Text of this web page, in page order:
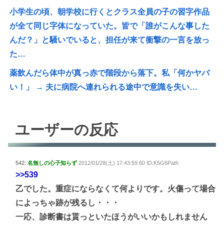
小学生の頃、朝学校に行くとクラス全員の子の習字作品
が全て同じ字体になっていた。皆で「誰がこんな事した
んだ？」と騒いでいると、担任が来て衝撃の一言を放っ
た…
薬飲んだら体中が真っ赤で階段から落下。私「何かヤバ
い！」 → 夫に病院へ連れられる途中で意識を失い…
ユーザーの反応
542: 名無しの心子知らず 2012/01/28(土) 17:43:59.60 ID:K5G6Path
>>539
乙でした。重症にならなくて何よりです。火傷って場合
によっちゃ跡が残るし・・・
一応、診断書は貰っといたほうがいいかもしれません